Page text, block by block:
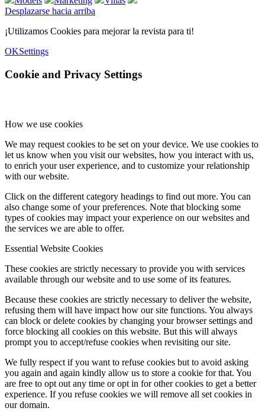
Desplazarse hacia arriba
¡Utilizamos Cookies para mejorar la revista para ti!
OKSettings
Cookie and Privacy Settings
How we use cookies
We may request cookies to be set on your device. We use cookies to
let us know when you visit our websites, how you interact with us,
to enrich your user experience, and to customize your relationship
with our website.
Click on the different category headings to find out more. You can
also change some of your preferences. Note that blocking some
types of cookies may impact your experience on our websites and
the services we are able to offer.
Essential Website Cookies
These cookies are strictly necessary to provide you with services
available through our website and to use some of its features.
Because these cookies are strictly necessary to deliver the website,
refusing them will have impact how our site functions. You always
can block or delete cookies by changing your browser settings and
force blocking all cookies on this website. But this will always
prompt you to accept/refuse cookies when revisiting our site.
We fully respect if you want to refuse cookies but to avoid asking
you again and again kindly allow us to store a cookie for that. You
are free to opt out any time or opt in for other cookies to get a better
experience. If you refuse cookies we will remove all set cookies in
our domain.